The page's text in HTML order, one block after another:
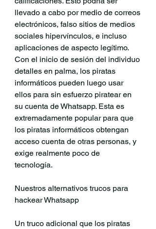
llevado a cabo por medio de correos
electrónicos, falso sitios de medios
sociales hipervínculos, e incluso
aplicaciones de aspecto legítimo.
Con el inicio de sesión del individuo
detalles en palma, los piratas
informáticos pueden luego usar
ellos para sin esfuerzo piratear en
su cuenta de Whatsapp. Esta es
extremadamente popular para que
los piratas informáticos obtengan
acceso cuenta de otras personas, y
exige realmente poco de
tecnología.
Nuestros alternativos trucos para
hackear Whatsapp
Un truco adicional que los piratas